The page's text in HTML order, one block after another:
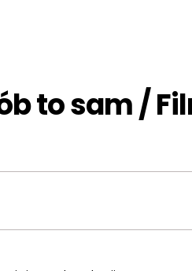
to sam /